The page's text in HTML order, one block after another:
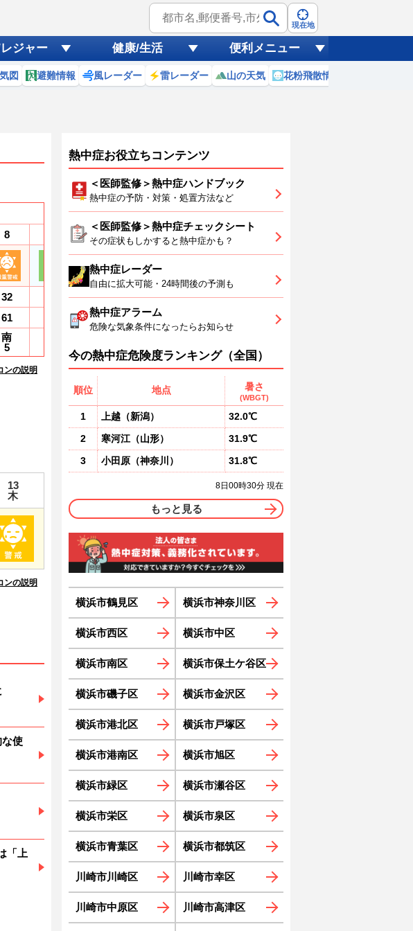
現在地
ジャー 健康/生活 便利メニュー
図 避難情報 風レーダー 雷レーダー 山の天気 花粉飛散情報
8
32
61
南
5
10
29
69
4
11
28
72
4
12
28
28
14
28
79
ンの説明
13
木
ンの説明
使
「上
熱中症お役立ちコンテンツ
＜医師監修＞熱中症ハンドブック
熱中症の予防・対策・処置方法など
＜医師監修＞熱中症チェックシート
その症状もしかすると熱中症かも？
熱中症レーダー
自由に拡大可能・24時間後の予測も
熱中症アラーム
危険な気象条件になったらお知らせ
今の熱中症危険度ランキング（全国）
順位 地点 暑さ
(WBGT)
1 上越 （新潟）
32.0℃
2
寒河江 （山形）
31.9℃
3
小田原 （神奈川 ） 31.8℃
8日00時30分 現在
もっと見る
横浜市鶴見区 横浜市神奈川区
横浜市西区 横浜市中区
横浜市南区 横浜市保土ケ谷区
横浜市磯子区 横浜市金沢区
横浜市港北区 横浜市戸塚区
横浜市港南区 横浜市旭区
横浜市緑区 横浜市瀬谷区
横浜市栄区 横浜市泉区
横浜市青葉区 横浜市都筑区
川崎市川崎区 川崎市幸区
川崎市中原区 川崎市高津区